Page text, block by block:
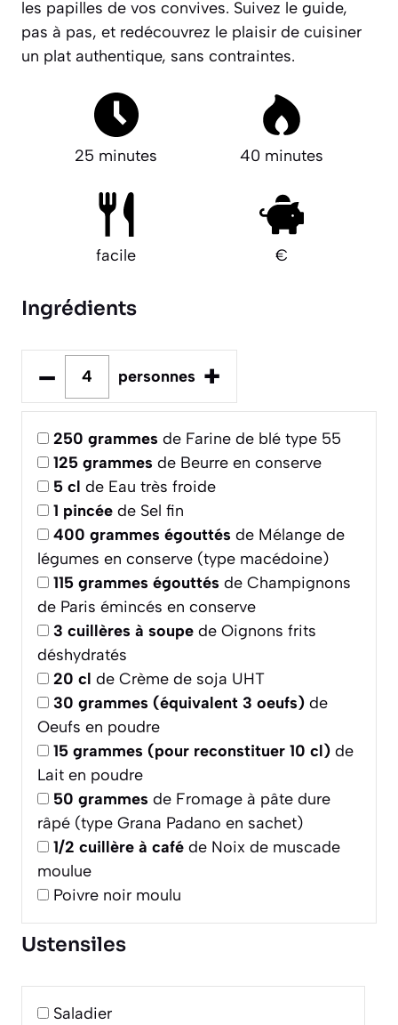
les papilles de vos convives. Suivez le guide,
pas à pas, et redécouvrez le plaisir de cuisiner
un plat authentique, sans contraintes.
25 minutes 40 minutes
facile €
Ingrédients
– personnes +
250 grammes de Farine de blé type 55
125 grammes de Beurre en conserve
5 cl de Eau très froide
1 pincée de Sel fin
400 grammes égouttés de Mélange de
légumes en conserve (type macédoine)
115 grammes égouttés de Champignons
de Paris émincés en conserve
3 cuillères à soupe de Oignons frits
déshydratés
20 cl de Crème de soja UHT
30 grammes (équivalent 3 oeufs) de
Oeufs en poudre
15 grammes (pour reconstituer 10 cl) de
Lait en poudre
50 grammes de Fromage à pâte dure
râpé (type Grana Padano en sachet)
1/2 cuillère à café de Noix de muscade
moulue
Poivre noir moulu
Ustensiles
Saladier